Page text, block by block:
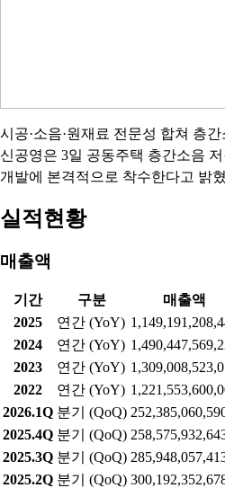
시공·소음·원재료 전문성 합쳐 층
신공영은 3일 공동주택 층간소음
개발에 본격적으로 착수한다고 밝
실적현황
매출액
기간 구분 매출액
2025
연간 (YoY)
2024
연간 (YoY)
2023
연간 (YoY)
2022
연간 (YoY)
2026.1Q 분기 (QoQ)
2025.4Q 분기 (QoQ)
2025.3Q 분기 (QoQ)
2025.2Q 분기 (QoQ)